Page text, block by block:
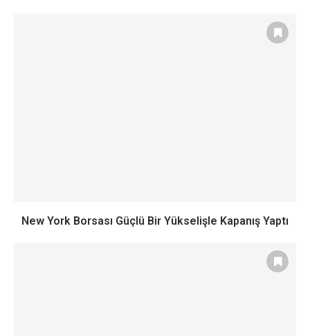
New York Borsası Güçlü Bir Yükselişle Kapanış Yaptı